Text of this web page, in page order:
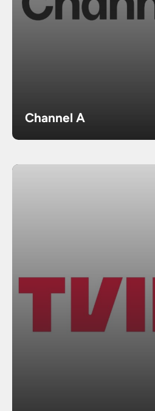
Channel A